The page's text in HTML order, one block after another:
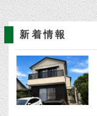
新着情報